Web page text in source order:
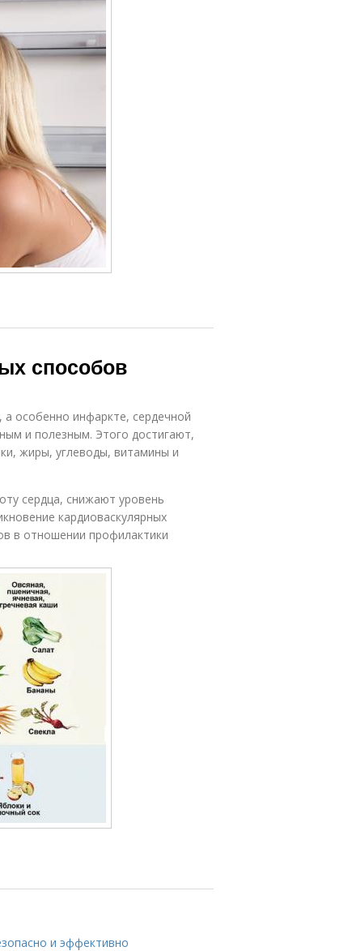
способов
а особенно инфаркте, сердечной
и полезным. Этого достигают,
жиры, углеводы, витамины и
сердца, снижают уровень
кардиоваскулярных
в отношении профилактики
и эффективно